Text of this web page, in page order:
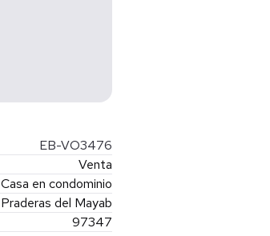
EB-VO3476
Venta
Casa en condominio
Praderas del Mayab
97347